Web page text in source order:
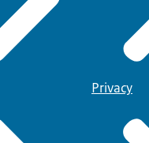
Privacy